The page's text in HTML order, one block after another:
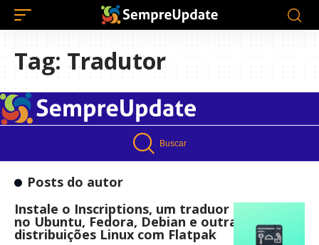
Tag: Tradutor
Buscar
Posts do autor
Instale o Inscriptions, um traduor de texto,
no Ubuntu, Fedora, Debian e outras
distribuições Linux com Flatpak